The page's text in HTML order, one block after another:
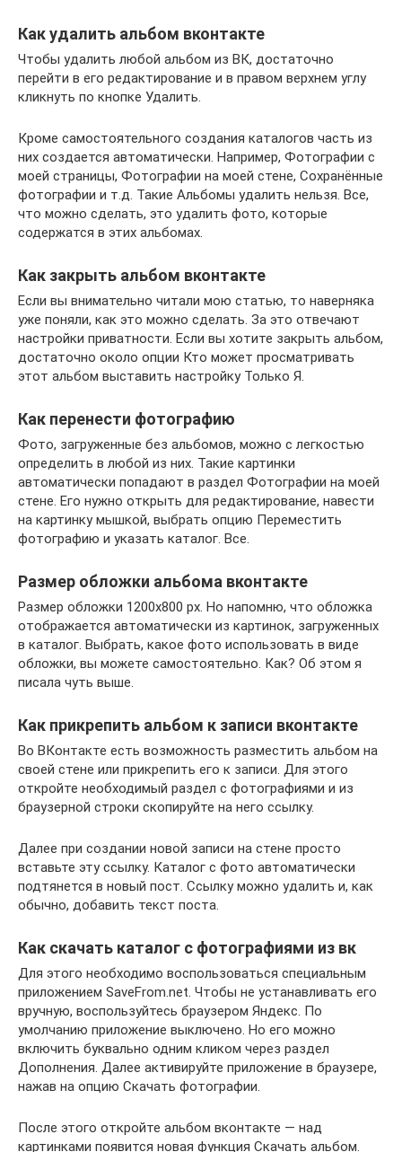
Как удалить альбом вконтакте
Чтобы удалить любой альбом из ВК, достаточно
перейти в его редактирование и в правом верхнем углу
кликнуть по кнопке Удалить.
Кроме самостоятельного создания каталогов часть из
них создается автоматически. Например, Фотографии с
моей страницы, Фотографии на моей стене, Сохранённые
фотографии и т.д. Такие Альбомы удалить нельзя. Все,
что можно сделать, это удалить фото, которые
содержатся в этих альбомах.
Как закрыть альбом вконтакте
Если вы внимательно читали мою статью, то наверняка
уже поняли, как это можно сделать. За это отвечают
настройки приватности. Если вы хотите закрыть альбом,
достаточно около опции Кто может просматривать
этот альбом выставить настройку Только Я.
Как перенести фотографию
Фото, загруженные без альбомов, можно с легкостью
определить в любой из них. Такие картинки
автоматически попадают в раздел Фотографии на моей
стене. Его нужно открыть для редактирование, навести
на картинку мышкой, выбрать опцию Переместить
фотографию и указать каталог. Все.
Размер обложки альбома вконтакте
Размер обложки 1200х800 рх. Но напомню, что обложка
отображается автоматически из картинок, загруженных
в каталог. Выбрать, какое фото использовать в виде
обложки, вы можете самостоятельно. Как? Об этом я
писала чуть выше.
Как прикрепить альбом к записи вконтакте
Во ВКонтакте есть возможность разместить альбом на
своей стене или прикрепить его к записи. Для этого
откройте необходимый раздел с фотографиями и из
браузерной строки скопируйте на него ссылку.
Далее при создании новой записи на стене просто
вставьте эту ссылку. Каталог с фото автоматически
подтянется в новый пост. Ссылку можно удалить и, как
обычно, добавить текст поста.
Как скачать каталог с фотографиями из вк
Для этого необходимо воспользоваться специальным
приложением SaveFrom.net. Чтобы не устанавливать его
вручную, воспользуйтесь браузером Яндекс. По
умолчанию приложение выключено. Но его можно
включить буквально одним кликом через раздел
Дополнения. Далее активируйте приложение в браузере,
нажав на опцию Скачать фотографии.
После этого откройте альбом вконтакте — над
картинками появится новая функция Скачать альбом.